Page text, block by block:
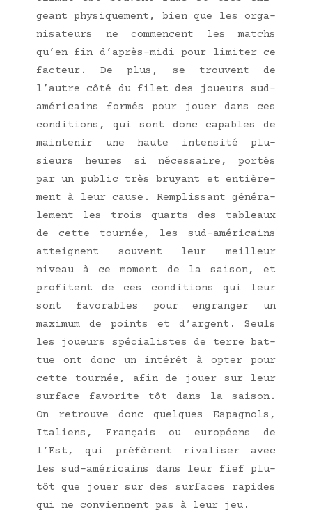
geant phy­si­que­ment, bien que les orga­
ni­sa­teurs ne com­mencent les matchs
qu’en fin d’après-midi pour limi­ter ce
fac­teur. De plus, se trouvent de
l’autre côté du filet des joueurs sud-
amé­ri­cains for­més pour jouer dans ces
condi­tions, qui sont donc capables de
main­te­nir une haute inten­si­té plu­
sieurs heures si néces­saire, por­tés
par un public très bruyant et entiè­re­
ment à leur cause. Rem­plis­sant géné­ra­
le­ment les trois quarts des tableaux
de cette tour­née, les sud-amé­ri­cains
atteignent sou­vent leur meilleur
niveau à ce moment de la sai­son, et
pro­fitent de ces condi­tions qui leur
sont favo­rables pour engran­ger un
maxi­mum de points et d’argent. Seuls
les joueurs spé­cia­listes de terre bat­
tue ont donc un inté­rêt à opter pour
cette tour­née, afin de jouer sur leur
sur­face favo­rite tôt dans la sai­son.
On retrouve donc quelques Espa­gnols,
Ita­liens, Fran­çais ou euro­péens de
l’Est, qui pré­fèrent riva­li­ser avec
les sud-amé­ri­cains dans leur fief plu­
tôt que jouer sur des sur­faces rapides
qui ne conviennent pas à leur jeu.